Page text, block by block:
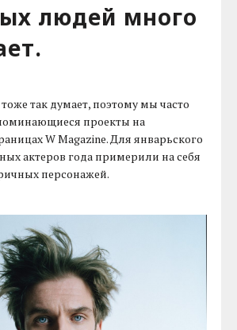
людей много
так думает, поэтому мы часто
проекты на
W Magazine. Для январьского
актеров года примерили на себя
персонажей.